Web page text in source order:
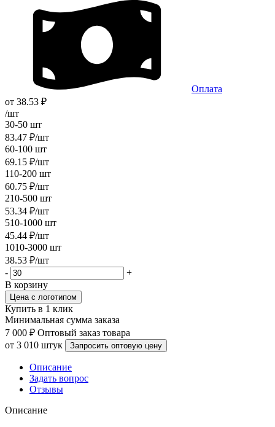
Оплата
от 38.53 ₽
/шт
30-50 шт
83.47 ₽/шт
60-100 шт
69.15 ₽/шт
110-200 шт
60.75 ₽/шт
210-500 шт
53.34 ₽/шт
510-1000 шт
45.44 ₽/шт
1010-3000 шт
38.53 ₽/шт
-
+
В корзину
Цена с логотипом
Купить в 1 клик
Минимальная сумма заказа
7 000 ₽ Оптовый заказ товара
от 3 010 штук
Запросить оптовую цену
Описание
Задать вопрос
Отзывы
Описание